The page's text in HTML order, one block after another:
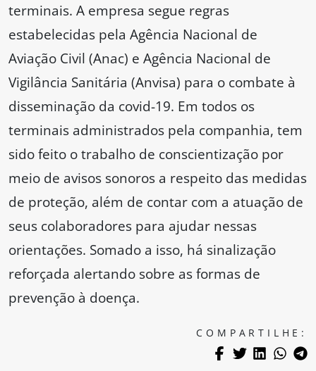
terminais. A empresa segue regras
estabelecidas pela Agência Nacional de
Aviação Civil (Anac) e Agência Nacional de
Vigilância Sanitária (Anvisa) para o combate à
disseminação da covid-19. Em todos os
terminais administrados pela companhia, tem
sido feito o trabalho de conscientização por
meio de avisos sonoros a respeito das medidas
de proteção, além de contar com a atuação de
seus colaboradores para ajudar nessas
orientações. Somado a isso, há sinalização
reforçada alertando sobre as formas de
prevenção à doença.
COMPARTILHE: